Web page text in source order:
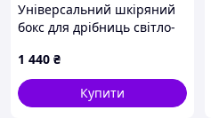
Універсальний шкіряний
бокс для дрібниць світло-
1 440 ₴
Купити